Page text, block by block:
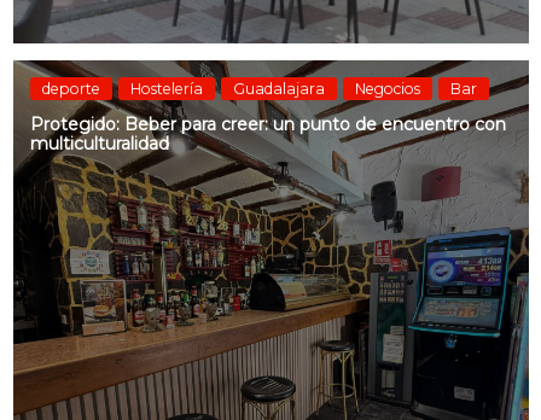
deporte Hostelería Guadalajara Negocios Bar
Protegido: Beber para creer: un punto de encuentro con
multiculturalidad